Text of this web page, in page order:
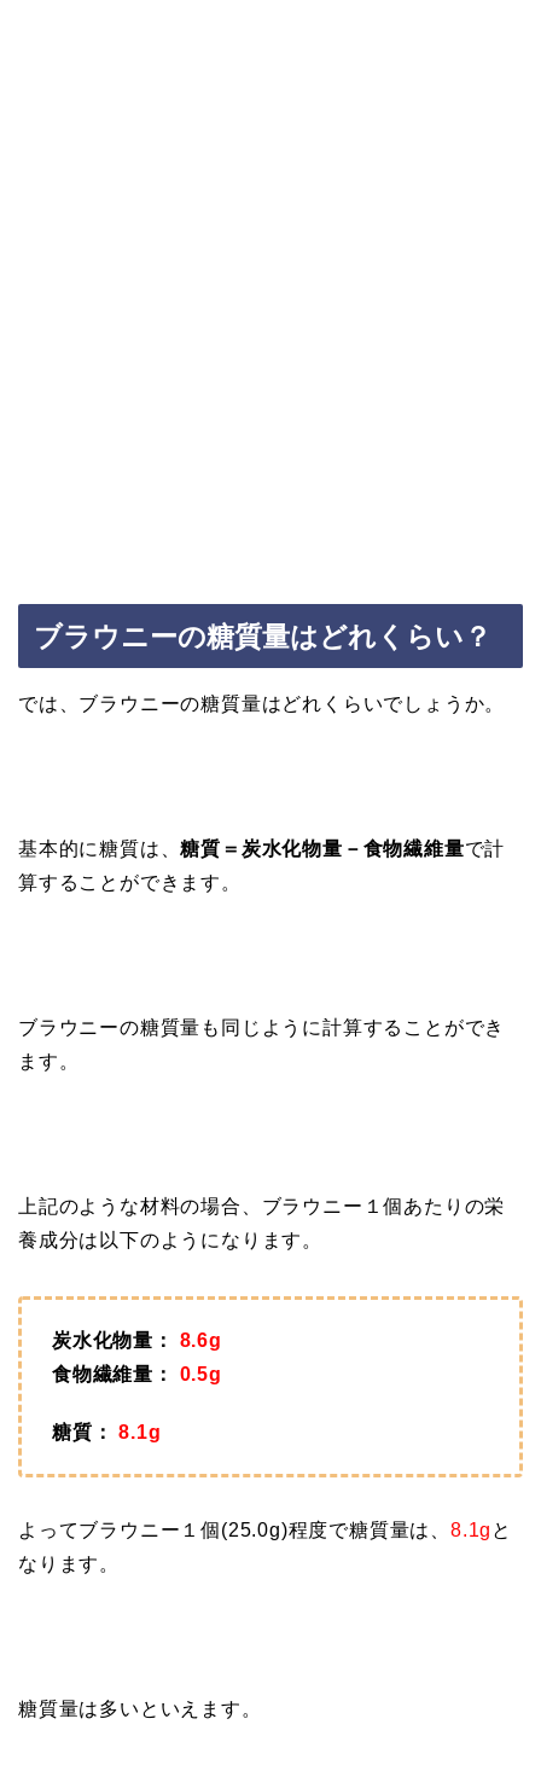
ブラウニーの糖質量はどれくらい？
では、ブラウニーの糖質量はどれくらいでしょうか。
基本的に糖質は、糖質＝炭水化物量－食物繊維量で計
算することができます。
ブラウニーの糖質量も同じように計算することができ
ます。
上記のような材料の場合、ブラウニー１個あたりの栄
養成分は以下のようになります。
炭水化物量：
8.6g
食物繊維量：
0.5g
糖質： 8.1g
よってブラウニー１個(25.0g)程度で糖質量は、 8.1g と
なります。
糖質量は多いといえます。